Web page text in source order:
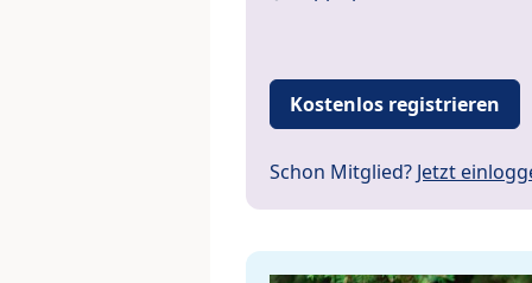
Kostenlos registrieren
Schon Mitglied? Jetzt